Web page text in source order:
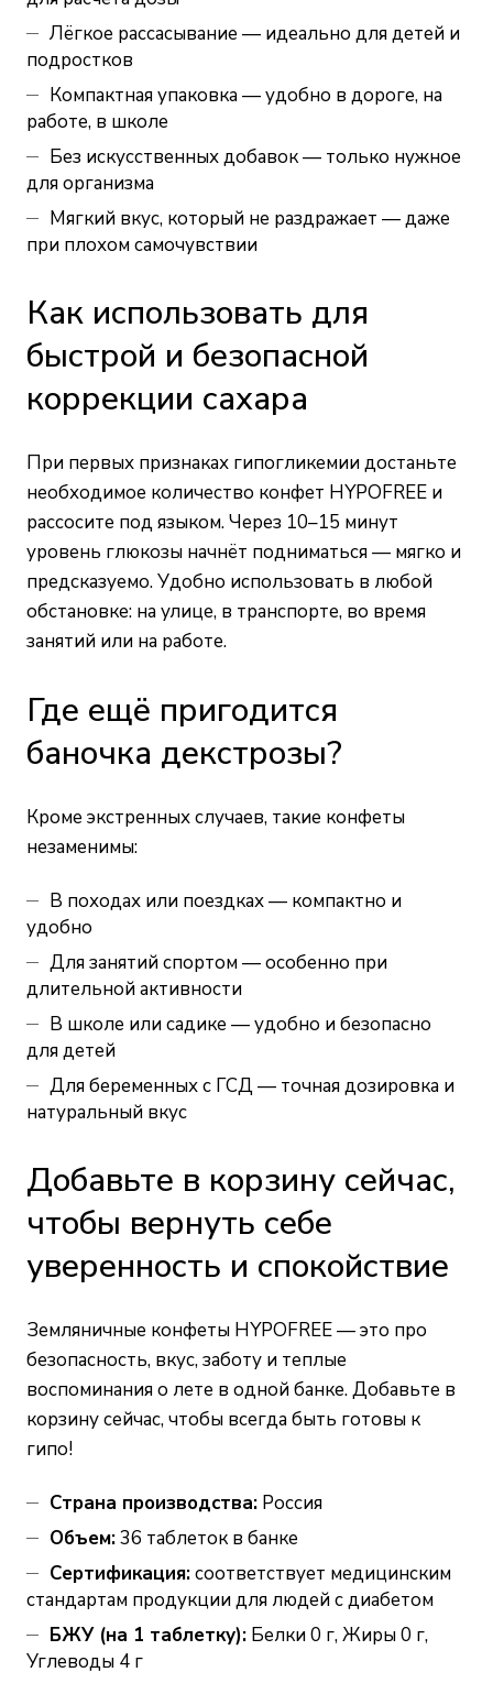
Лёгкое рассасывание — идеально для детей и
подростков
Компактная упаковка — удобно в дороге, на
работе, в школе
Без искусственных добавок — только нужное
для организма
Мягкий вкус, который не раздражает — даже
при плохом самочувствии
Как использовать для
быстрой и безопасной
коррекции сахара
При первых признаках гипогликемии достаньте
необходимое количество конфет HYPOFREE и
рассосите под языком. Через 10–15 минут
уровень глюкозы начнёт подниматься — мягко и
предсказуемо. Удобно использовать в любой
обстановке: на улице, в транспорте, во время
занятий или на работе.
Где ещё пригодится
баночка декстрозы?
Кроме экстренных случаев, такие конфеты
незаменимы:
В походах или поездках — компактно и
удобно
Для занятий спортом — особенно при
длительной активности
В школе или садике — удобно и безопасно
для детей
Для беременных с ГСД — точная дозировка и
натуральный вкус
Добавьте в корзину сейчас,
чтобы вернуть себе
уверенность и спокойствие
Земляничные конфеты HYPOFREE — это про
безопасность, вкус, заботу и теплые
воспоминания о лете в одной банке. Добавьте в
корзину сейчас, чтобы всегда быть готовы к
гипо!
Страна производства: Россия
Объем:36 таблеток в банке
Сертификация:соответствует медицинским
стандартам продукции для людей с диабетом
БЖУ (на 1 таблетку): Белки 0 г, Жиры 0 г,
Углеводы 4 г